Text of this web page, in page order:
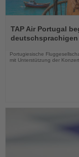
Sie
die
TAP Air Portugal
deutschsprachigen
Portugiesische
mit Unterstützung der